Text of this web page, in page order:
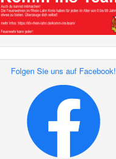
Folgen Sie uns auf Facebook!